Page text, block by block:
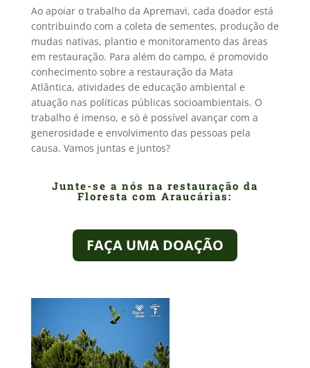
Ao apoiar o trabalho da Apremavi, cada doador está
contribuindo com a coleta de sementes, produção de
mudas nativas, plantio e monitoramento das áreas
em restauração. Para além do campo, é promovido
conhecimento sobre a restauração da Mata
Atlântica, atividades de educação ambiental e
atuação nas políticas públicas socioambientais. O
trabalho é imenso, e só é possível avançar com a
generosidade e envolvimento das pessoas pela
causa. Vamos juntas e juntos?
Junte-se a nós na restauração da
Floresta com Araucárias:
FAÇA UMA DOAÇÃO